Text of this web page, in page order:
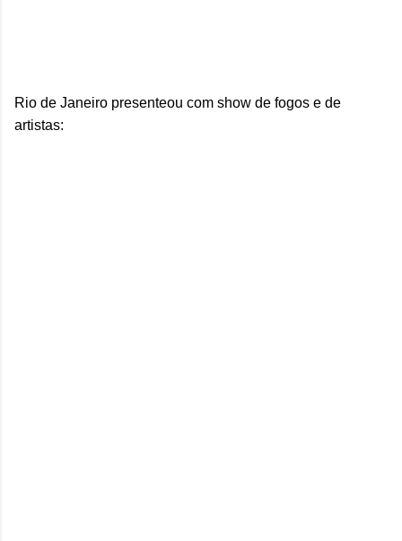
Rio de Janeiro presenteou com show de fogos e de
artistas: